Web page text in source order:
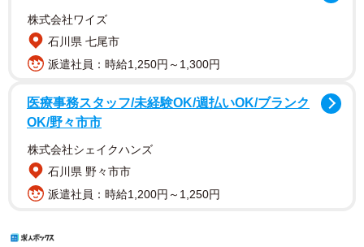
株式会社ワイズ
石川県 七尾市
派遣社員：時給1,250円～1,300円
医療事務スタッフ/未経験OK/週払いOK/ブランク
OK/野々市市
株式会社シェイクハンズ
石川県 野々市市
派遣社員：時給1,200円～1,250円